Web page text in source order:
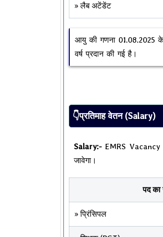
» लैब अटेंडेंट
आयु की गणना 01.08.2025 के
वर्ष प्रदान की गई है।
👇प्रतिमाह वेतन (Salary)
Salary:-EMRS Vacancy
जावेगा।
पद का
» प्रिंसिपल